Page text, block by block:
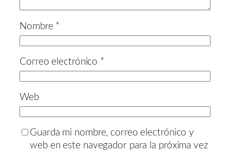
Nombre *
Correo electrónico *
Web
Guarda mi nombre, correo electrónico y
web en este navegador para la próxima vez